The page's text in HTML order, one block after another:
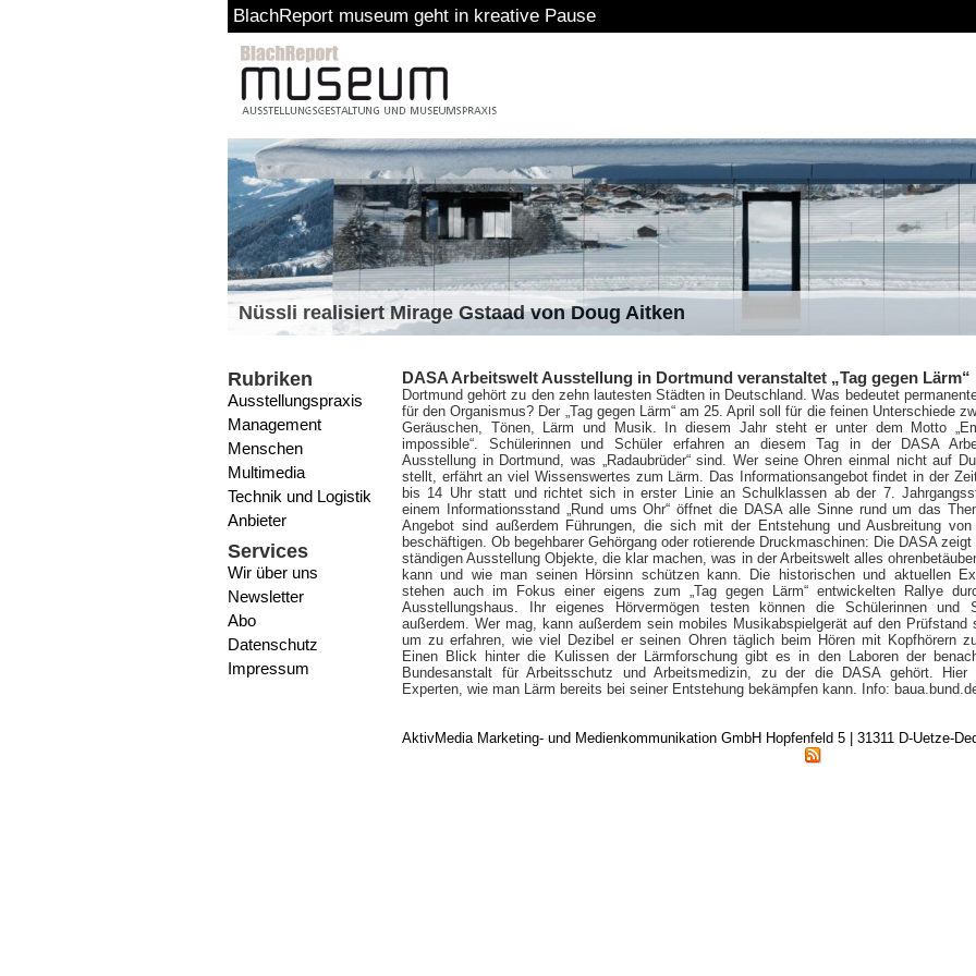
BlachReport museum geht in kreative Pause
Nüssli realisiert Mirage Gstaad von Doug Aitken
Rubriken
Ausstellungspraxis
Management
Menschen
Multimedia
Technik und Logistik
Anbieter
Services
Wir über uns
Newsletter
Abo
Datenschutz
Impressum
DASA Arbeitswelt Ausstellung in Dortmund veranstaltet „Tag gegen Lärm“
Dortmund gehört zu den zehn lautesten Städten in Deutschland. Was bedeutet
für den Organismus? Der „Tag gegen Lärm“ am 25. April soll für die feinen Unterschiede
Geräuschen, Tönen, Lärm und Musik. In diesem Jahr steht er unter dem Motto
impossible“. Schülerinnen und Schüler erfahren an diesem Tag in der DASA
Ausstellung in Dortmund, was „Radaubrüder“ sind. Wer seine Ohren einmal nicht auf
stellt, erfährt an viel Wissenswertes zum Lärm. Das Informationsangebot findet in der
bis 14 Uhr statt und richtet sich in erster Linie an Schulklassen ab der 7.
einem Informationsstand „Rund ums Ohr“ öffnet die DASA alle Sinne rund um das
Angebot sind außerdem Führungen, die sich mit der Entstehung und Ausbreitung von
beschäftigen. Ob begehbarer Gehörgang oder rotierende Druckmaschinen: Die DASA zeigt
ständigen Ausstellung Objekte, die klar machen, was in der Arbeitswelt alles
kann und wie man seinen Hörsinn schützen kann. Die historischen und aktuellen
stehen auch im Fokus einer eigens zum „Tag gegen Lärm“ entwickelten Rallye
Ausstellungshaus. Ihr eigenes Hörvermögen testen können die Schülerinnen und
außerdem. Wer mag, kann außerdem sein mobiles Musikabspielgerät auf den Prüfstand
um zu erfahren, wie viel Dezibel er seinen Ohren täglich beim Hören mit Kopfhörern
Einen Blick hinter die Kulissen der Lärmforschung gibt es in den Laboren der
Bundesanstalt für Arbeitsschutz und Arbeitsmedizin, zu der die DASA gehört. Hier
Experten, wie man Lärm bereits bei seiner Entstehung bekämpfen kann. Info:
AktivMedia Marketing- und Medienkommunikation GmbH Hopfenfeld 5 | 31311 D-Uetze-